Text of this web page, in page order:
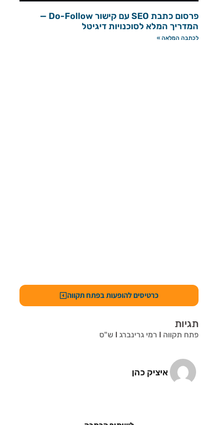
פרסום כתבת SEO עם קישור Do-Follow —
המדריך המלא לסוכנויות דיגיטל
לכתבה המלאה »
כרטיסים להופעות בפתח תקווה
תגיות
פתח תקווה רמי גרינברג ש"ס
איציק כהן